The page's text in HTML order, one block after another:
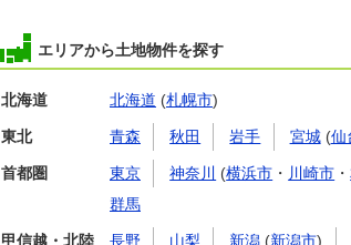
エリアから土地物件を探す
北海道 北海道 (札幌市)
東北 青森 秋田 岩手 宮城(仙
首都圏 東京 神奈川 (横浜市 ・ 川崎市 ・
群馬
甲信越・北陸 長野 山梨 新潟 (新潟市)